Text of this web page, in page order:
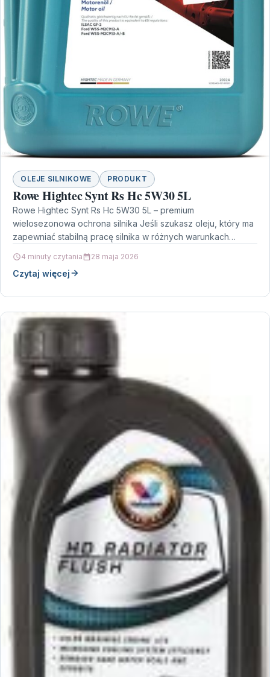
OLEJE SILNIKOWE PRODUKT
Rowe Hightec Synt Rs Hc 5W30 5L
Rowe Hightec Synt Rs Hc 5W30 5L – premium
wielosezonowa ochrona silnika Jeśli szukasz oleju, który ma
zapewniać stabilną pracę silnika w różnych warunkach…
4 minuty czytania 28 maja 2026
Czytaj więcej